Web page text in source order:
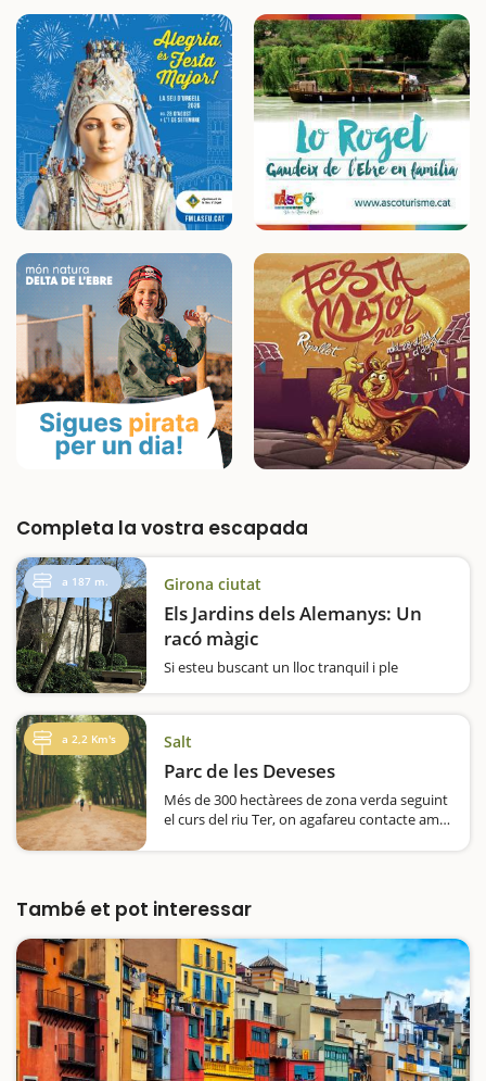
Completa la vostra escapada
a 187 m. Girona ciutat
Els Jardins dels Alemanys: Un
racó màgic
Si esteu buscant un lloc tranquil i ple
Aquest espai ple de màgia és un dels
racons…
a 2,2 Km's Salt
Parc de les Deveses
Més de 300 hectàrees de zona verda seguint
el curs del riu Ter, on agafareu contacte amb
També et pot interessar